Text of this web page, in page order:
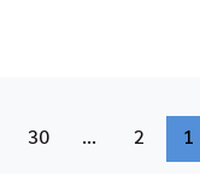
1
2
…
30